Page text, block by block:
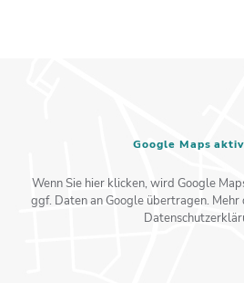
Google Maps
Wenn Sie hier klicken, wird Google
ggf. Daten an Google übertragen. Mehr